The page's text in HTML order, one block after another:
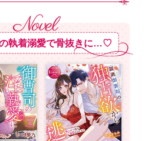
執着溺愛で骨抜きに…♡